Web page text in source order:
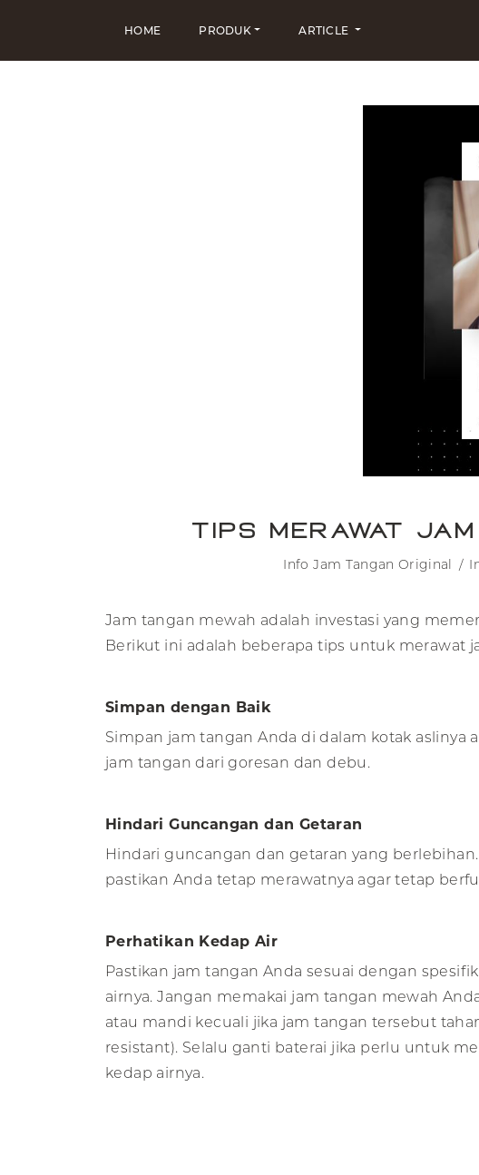
HOME PRODUK ARTICLE
Tips Merawat
Info Jam Tangan Original
Jam tangan mewah adalah investasi yang
Berikut ini adalah beberapa tips untuk merawat
Simpan dengan Baik
Simpan jam tangan Anda di dalam kotak
jam tangan dari goresan dan debu.
Hindari Guncangan dan Getaran
Hindari guncangan dan getaran yang
pastikan Anda tetap merawatnya agar tetap
Perhatikan Kedap Air
Pastikan jam tangan Anda sesuai dengan
airnya. Jangan memakai jam tangan mewah
atau mandi kecuali jika jam tangan tersebut
resistant). Selalu ganti baterai jika perlu untuk
kedap airnya.